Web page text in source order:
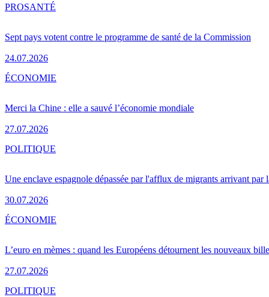
Sept pays votent contre le programme de santé de la Commission
24.07.2026
PROSANTÉ
Merci la Chine : elle a sauvé l’économie mondiale
27.07.2026
ÉCONOMIE
Une enclave espagnole dépassée par l'afflux de migrants arrivant par
30.07.2026
POLITIQUE
L’euro en mèmes : quand les Européens détournent les nouveaux
27.07.2026
ÉCONOMIE
POLITIQUE